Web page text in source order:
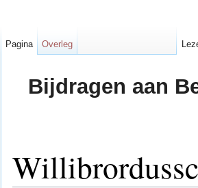
Bijdragen aan
Pagina Overleg